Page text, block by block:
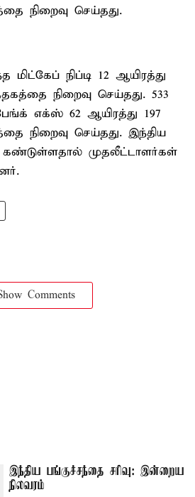
நிறைவு செய்தது.
மிட்கேப் நிப்டி 12 ஆயிரத்து
நிறைவு செய்தது. 533
எக்ஸ் 62 ஆயிரத்து 197
நிறைவு செய்தது. இந்திய
முதலீட்டாளர்கள்
Comments
இந்திய பங்குச்சந்தை சரிவு: இன்றைய
நிலவரம்